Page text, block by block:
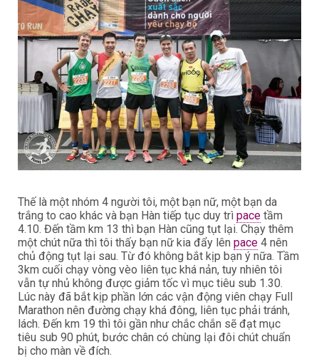
Thế là một nhóm 4 người tôi, một bạn nữ, một bạn da
trắng to cao khác và bạn Hàn tiếp tục duy trì pace tầm
4.10. Đến tầm km 13 thì bạn Hàn cũng tụt lại. Chạy thêm
một chút nữa thì tôi thấy bạn nữ kia đẩy lên pace 4 nên
chủ động tụt lại sau. Từ đó không bắt kịp bạn ý nữa. Tầm
3km cuối chạy vòng vèo liên tục khá nản, tuy nhiên tôi
vẫn tự nhủ không được giảm tốc vì mục tiêu sub 1.30.
Lúc này đã bắt kịp phần lớn các vận động viên chạy Full
Marathon nên đường chạy khá đông, liên tục phải tránh,
lách. Đến km 19 thì tôi gần như chắc chắn sẽ đạt mục
tiêu sub 90 phút, bước chân có chùng lại đôi chút chuẩn
bị cho màn về đích.